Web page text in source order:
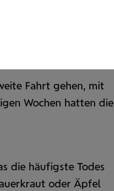
Fahrt gehen, mit
Wochen hatten die
die häufigste Todes
kraut oder Äpfel